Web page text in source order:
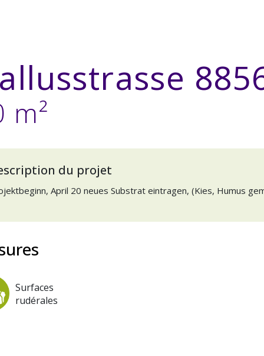
m²
du projet
April 20 neues Substrat eintragen, (Kies, Humus
Surfaces
rudérales